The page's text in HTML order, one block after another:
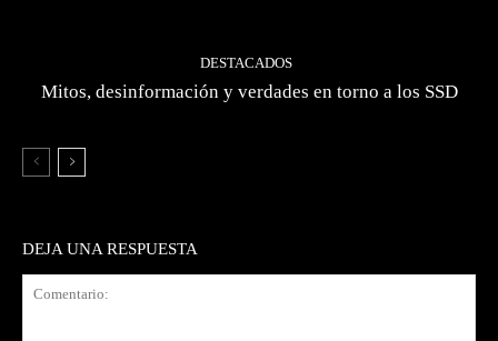
DESTACADOS
Mitos, desinformación y verdades en torno a los SSD
DEJA UNA RESPUESTA